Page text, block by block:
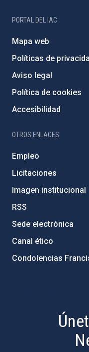
PORTAL DEL IAC
Mapa web
Políticas de
Aviso legal
Política de cookies
Accesibilidad
OTROS ENLACES
Empleo
Licitaciones
Imagen institucional
RSS
Sede electrónica
Canal ético
Condolencias